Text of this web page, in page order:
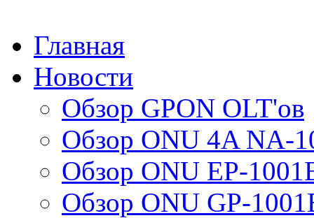
Главная
Новости
Обзор GPON OLT'ов
Обзор ONU 4A NA-
Обзор ONU EP-
Обзор ONU GP-